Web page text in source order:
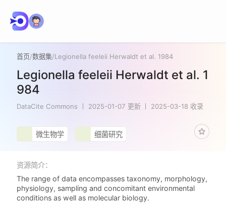
首页/数据集/Legionella feeleii Herwaldt et al. 1984
Legionella feeleii Herwaldt et al. 1
984
DataCite Commons 2025-01-07 更新 2025-03-18 收录
微生物学 细菌研究
资源简介：
The range of data encompasses taxonomy, morphology,
physiology, sampling and concomitant environmental
conditions as well as molecular biology.